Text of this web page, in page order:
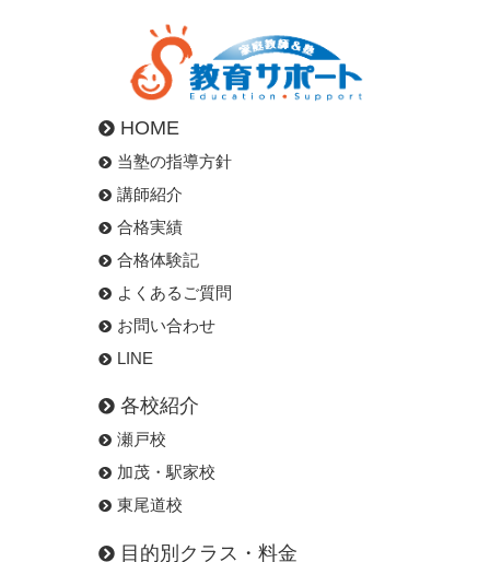
HOME
当塾の指導方針
講師紹介
合格実績
合格体験記
よくあるご質問
お問い合わせ
LINE
各校紹介
瀬戸校
加茂・駅家校
東尾道校
目的別クラス・料金